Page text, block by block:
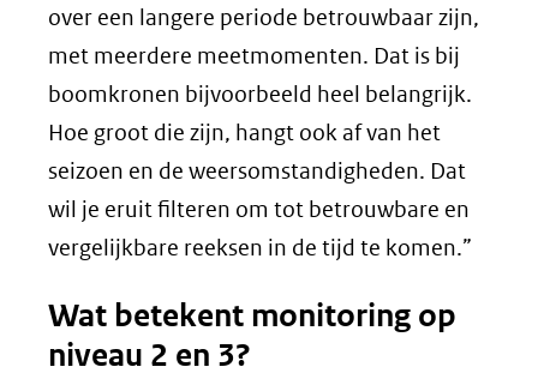
venster)
(verwijst
naar
een
andere
website)
over een langere periode betrouwbaar zijn,
met meerdere meetmomenten. Dat is bij
boomkronen bijvoorbeeld heel belangrijk.
Hoe groot die zijn, hangt ook af van het
seizoen en de weersomstandigheden. Dat
wil je eruit filteren om tot betrouwbare en
vergelijkbare reeksen in de tijd te komen.”
Wat betekent monitoring op
niveau 2 en 3?